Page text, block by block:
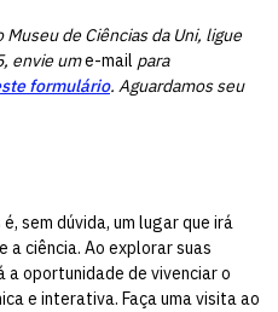
Museu de Ciências da Uni, ligue
envie ume-mail para
formulário. Aguardamos seu
sem dúvida, um lugar que irá
a ciência. Ao explorar suas
oportunidade de vivenciar o
e interativa. Faça uma visita ao